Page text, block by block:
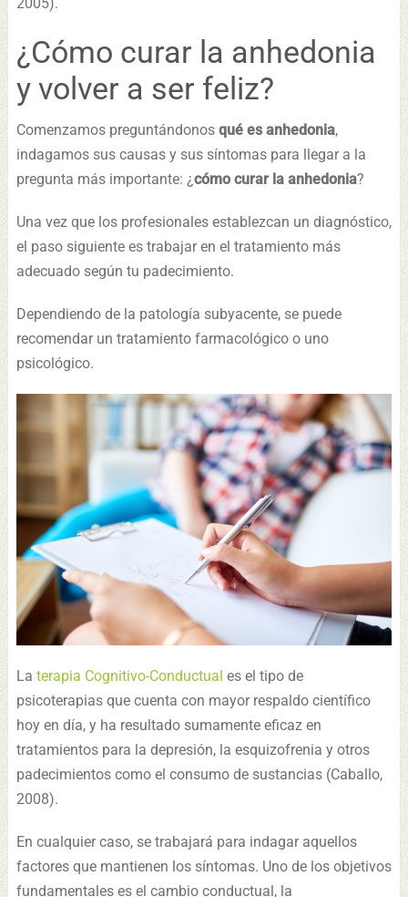
2005).
¿Cómo curar la anhedonia
y volver a ser feliz?
Comenzamos preguntándonos qué es anhedonia,
indagamos sus causas y sus síntomas para llegar a la
pregunta más importante: ¿cómo curar la anhedonia?
Una vez que los profesionales establezcan un diagnóstico,
el paso siguiente es trabajar en el tratamiento más
adecuado según tu padecimiento.
Dependiendo de la patología subyacente, se puede
recomendar un tratamiento farmacológico o uno
psicológico.
La terapia Cognitivo-Conductual es el tipo de
psicoterapias que cuenta con mayor respaldo científico
hoy en día, y ha resultado sumamente eficaz en
tratamientos para la depresión, la esquizofrenia y otros
padecimientos como el consumo de sustancias (Caballo,
2008).
En cualquier caso, se trabajará para indagar aquellos
factores que mantienen los síntomas. Uno de los objetivos
fundamentales es el cambio conductual, la